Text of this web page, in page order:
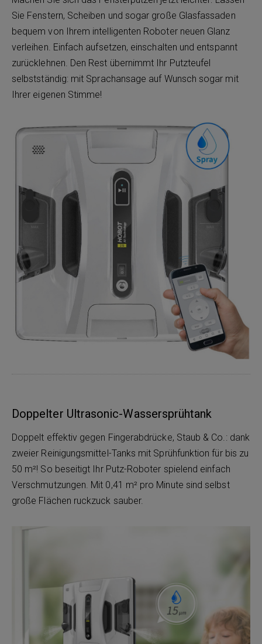
Sie Fenstern, Scheiben und sogar große Glasfassaden
bequem von Ihrem intelligenten Roboter neuen Glanz
verleihen. Einfach aufsetzen, einschalten und entspannt
zurücklehnen. Den Rest übernimmt Ihr Putzteufel
selbstständig: mit Sprachansage auf Wunsch sogar mit
Ihrer eigenen Stimme!
Doppelter Ultrasonic-Wassersprühtank
Doppelt effektiv gegen Fingerabdrücke, Staub & Co.: dank
zweier Reinigungsmittel-Tanks mit Sprühfunktion für bis zu
50 m²! So beseitigt Ihr Putz-Roboter spielend einfach
Verschmutzungen. Mit 0,41 m² pro Minute sind selbst
große Flächen ruckzuck sauber.